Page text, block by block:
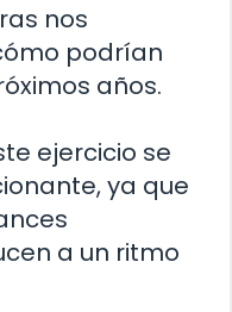
nos
podrían
años.
ejercicio se
ya que
a un ritmo